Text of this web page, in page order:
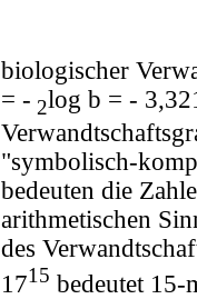
biologischer
= - 2log b = -
"symbolisch-
bedeuten die
arithmetischen
des
1715 bedeutet